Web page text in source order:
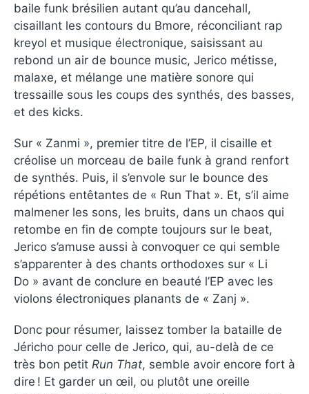
baile funk brésilien autant qu’au dancehall,
cisaillant les contours du Bmore, réconciliant rap
kreyol et musique électronique, saisissant au
rebond un air de bounce music, Jerico métisse,
malaxe, et mélange une matière sonore qui
tressaille sous les coups des synthés, des basses,
et des kicks.
Sur « Zanmi », premier titre de l’EP, il cisaille et
créolise un morceau de baile funk à grand renfort
de synthés. Puis, il s’envole sur le bounce des
répétions entêtantes de « Run That ». Et, s’il aime
malmener les sons, les bruits, dans un chaos qui
retombe en fin de compte toujours sur le beat,
Jerico s’amuse aussi à convoquer ce qui semble
s’apparenter à des chants orthodoxes sur « Li
Do » avant de conclure en beauté l’EP avec les
violons électroniques planants de « Zanj ».
Donc pour résumer, laissez tomber la bataille de
Jéricho pour celle de Jerico, qui, au-delà de ce
très bon petit Run That, semble avoir encore fort à
dire ! Et garder un œil, ou plutôt une oreille